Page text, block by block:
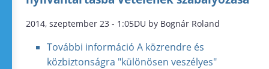
2014, szeptember 23 - 1:05DU by Bognár Roland
További információ A közrendre és
közbiztonságra "különösen veszélyes"